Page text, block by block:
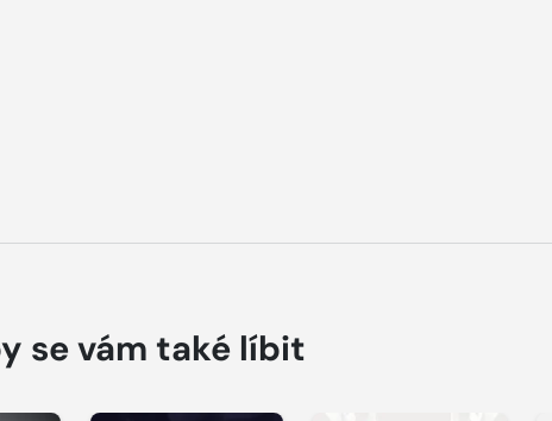
se vám také líbit